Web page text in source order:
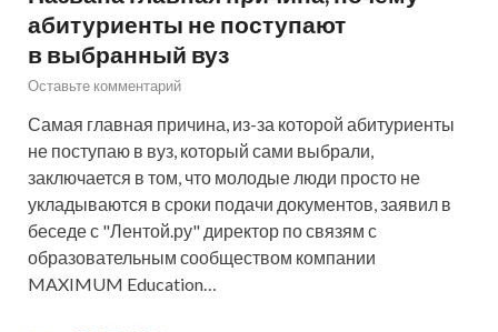
абитуриенты не поступают
в выбранный вуз
Оставьте комментарий
Самая главная причина, из-за которой абитуриенты
не поступаю в вуз, который сами выбрали,
заключается в том, что молодые люди просто не
укладываются в сроки подачи документов, заявил в
беседе с "Лентой.ру" директор по связям с
образовательным сообществом компании
MAXIMUM Education…